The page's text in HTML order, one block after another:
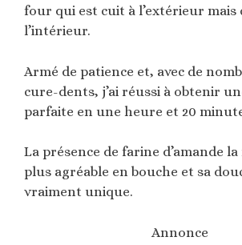
four qui est cuit à l’extérieur mais
l’intérieur.
Armé de patience et, avec de
cure-dents, j’ai réussi à obtenir
parfaite en une heure et 20
La présence de farine d’amande
plus agréable en bouche et sa
vraiment unique.
Annonce